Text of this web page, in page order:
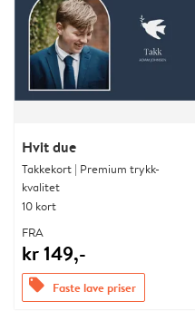
Hvit due
Takkekort | Premium trykk-
kvalitet
10 kort
FRA
kr 149,-
offers Faste lave priser